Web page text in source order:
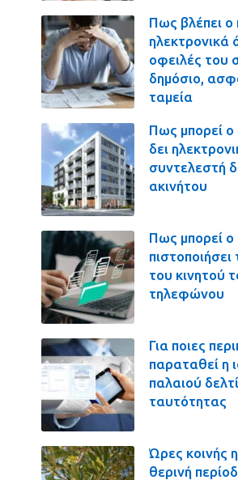
Πως βλέπει ο
ηλεκτρονικά
οφειλές του
δημόσιο,
ταμεία
Πως μπορεί ο
δει
συντελεστή
ακινήτου
Πως μπορεί ο
του κινητού
τηλεφώνου
Για ποιες
παραταθεί η
παλαιού
ταυτότητας
Ώρες κοινής
θερινή